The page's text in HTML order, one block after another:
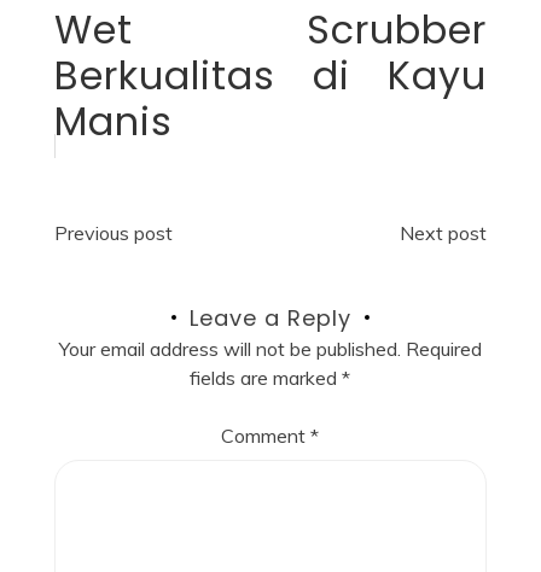
Wet Scrubber
Berkualitas di Kayu
Manis
Post
Previous post Next post
Leave a Reply
Your email address will not be published. Required
fields are marked*
Comment*